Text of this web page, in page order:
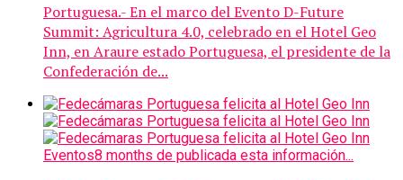
Portuguesa.- En el marco del Evento D-Future
Summit: Agricultura 4.0, celebrado en el Hotel Geo
Inn, en Araure estado Portuguesa, el presidente de la
Confederación de...
Eventos8 months de publicada esta información...